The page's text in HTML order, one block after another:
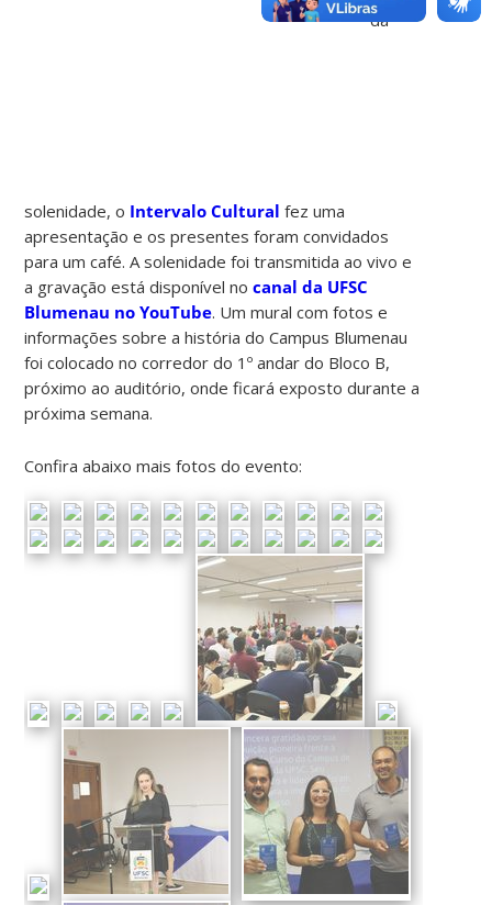
da
solenidade, o Intervalo Cultural fez uma
apresentação e os presentes foram convidados
para um café. A solenidade foi transmitida ao vivo e
a gravação está disponível nocanal da UFSC
Blumenau no YouTube. Um mural com fotos e
informações sobre a história do Campus Blumenau
foi colocado no corredor do 1º andar do Bloco B,
próximo ao auditório, onde ficará exposto durante a
próxima semana.
Confira abaixo mais fotos do evento: